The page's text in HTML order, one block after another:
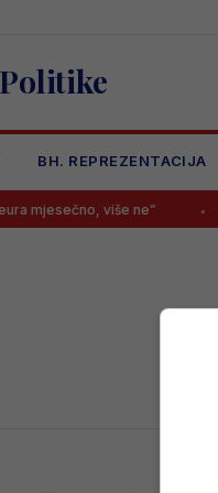
BH. REPREZENTACIJA
mjesečno, više ne”